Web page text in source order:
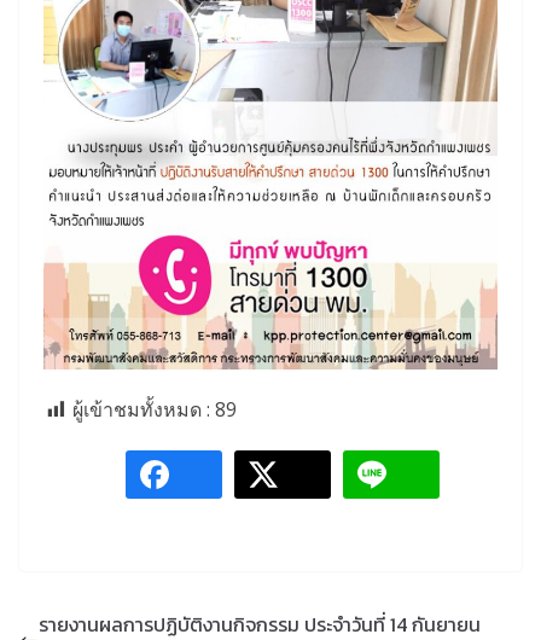
ผู้เข้าชมทั้งหมด : 89
รายงานผลการปฏิบัติงานกิจกรรม ประจำวันที่ 14 กันยายน